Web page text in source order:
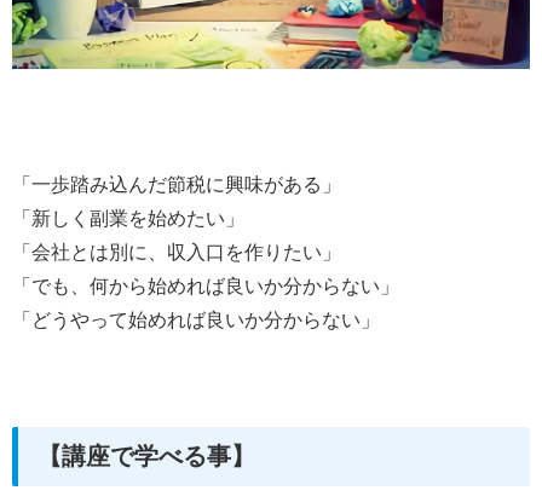
「一歩踏み込んだ節税に興味がある」
「新しく副業を始めたい」
「会社とは別に、収入口を作りたい」
「でも、何から始めれば良いか分からない」
「どうやって始めれば良いか分からない」
【講座で学べる事】